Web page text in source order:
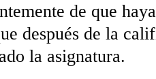
de que
después de la
la asignatura.